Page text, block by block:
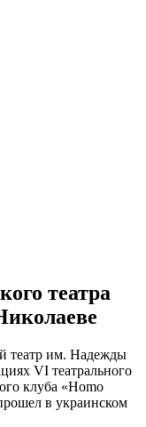
театра
театр им. Надежды
VI театрального
клуба «Homo
в украинском